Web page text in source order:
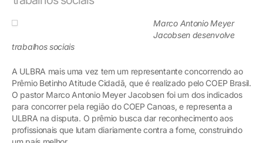
Marco Antonio Meyer
Jacobsen desenvolve
trabalhos sociais
A ULBRA mais uma vez tem um representante concorrendo ao
Prêmio Betinho Atitude Cidadã, que é realizado pelo COEP Brasil.
O pastor Marco Antonio Meyer Jacobsen foi um dos indicados
para concorrer pela região do COEP Canoas, e representa a
ULBRA na disputa. O prêmio busca dar reconhecimento aos
profissionais que lutam diariamente contra a fome, construindo